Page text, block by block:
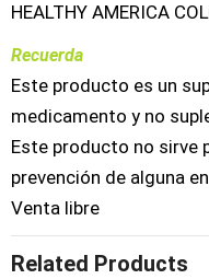
HEALTHY AMERICA
Recuerda
Este producto es un
medicamento y no
Este producto no sirve
prevención de alguna
Venta libre
Related Products